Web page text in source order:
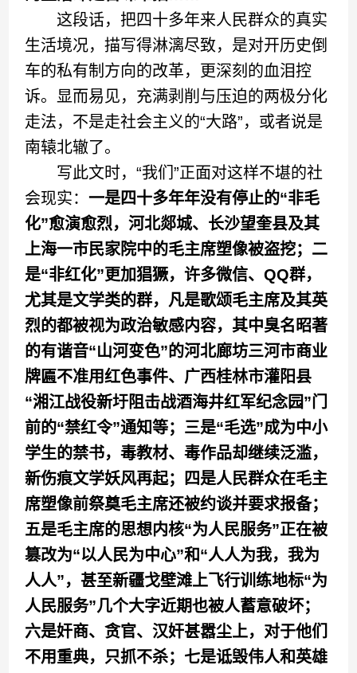
这段话，把四十多年来人民群众的真实
生活境况，描写得淋漓尽致，是对开历史倒
车的私有制方向的改革，更深刻的血泪控
诉。显而易见，充满剥削与压迫的两极分化
走法，不是走社会主义的“大路”，或者说是
南辕北辙了。
写此文时，“我们”正面对这样不堪的社
会现实：一是四十多年年没有停止的“非毛
化”愈演愈烈，河北郯城、长沙望奎县及其
上海一市民家院中的毛主席塑像被盗挖；二
是“非红化”更加猖獗，许多微信、QQ群，
尤其是文学类的群，凡是歌颂毛主席及其英
烈的都被视为政治敏感内容，其中臭名昭著
的有谐音“山河变色”的河北廊坊三河市商业
牌匾不准用红色事件、广西桂林市灌阳县
“湘江战役新圩阻击战酒海井红军纪念园”门
前的“禁红令”通知等；三是“毛选”成为中小
学生的禁书，毒教材、毒作品却继续泛滥，
新伤痕文学妖风再起；四是人民群众在毛主
席塑像前祭奠毛主席还被约谈并要求报备；
五是毛主席的思想内核“为人民服务”正在被
篡改为“以人民为中心”和“人人为我，我为
人人”，甚至新疆戈壁滩上飞行训练地标“为
人民服务”几个大字近期也被人蓄意破坏；
六是奸商、贪官、汉奸甚嚣尘上，对于他们
不用重典，只抓不杀；七是诋毁伟人和英雄